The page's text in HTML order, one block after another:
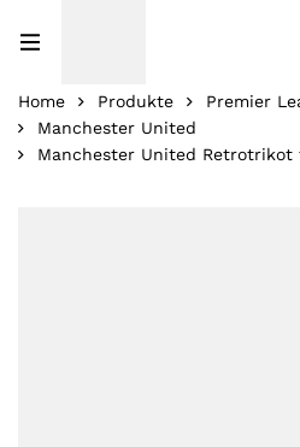
Home Produkte
Premier
Manchester United
Manchester United Retrotrikot